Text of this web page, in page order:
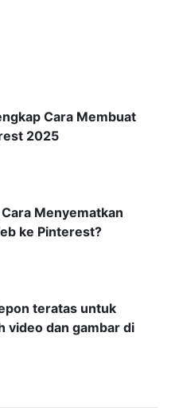
Cara Membuat
2025
Menyematkan
ke Pinterest?
teratas untuk
video dan gambar di